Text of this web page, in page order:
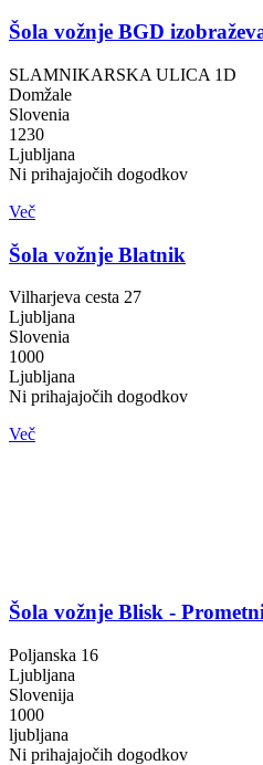
Šola vožnje BGD
SLAMNIKARSKA ULICA 1D
Domžale
Slovenia
1230
Ljubljana
Ni prihajajočih dogodkov
Več
Šola vožnje Blatnik
Vilharjeva cesta 27
Ljubljana
Slovenia
1000
Ljubljana
Ni prihajajočih dogodkov
Več
Šola vožnje Blisk -
Poljanska 16
Ljubljana
Slovenija
1000
ljubljana
Ni prihajajočih dogodkov